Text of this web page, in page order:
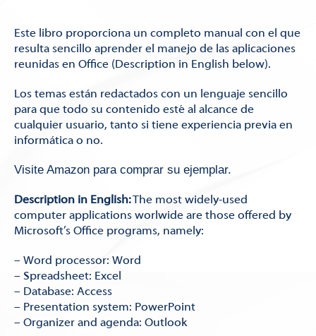
Este libro proporciona un completo manual con el que
resulta sencillo aprender el manejo de las aplicaciones
reunidas en Office (Description in English below).
Los temas están redactados con un lenguaje sencillo
para que todo su contenido esté al alcance de
cualquier usuario, tanto si tiene experiencia previa en
informática o no.
Visite Amazon para comprar su ejemplar.
Description in English:The most widely-used
computer applications worlwide are those offered by
Microsoft’s Office programs, namely:
– Word processor: Word
– Spreadsheet: Excel
– Database: Access
– Presentation system: PowerPoint
– Organizer and agenda: Outlook